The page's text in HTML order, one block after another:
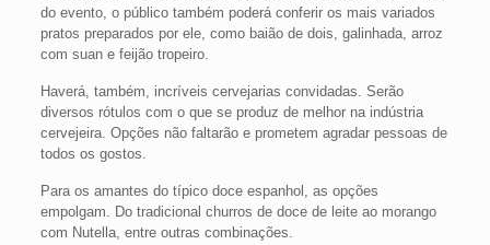
do evento, o público também poderá conferir os mais variados
pratos preparados por ele, como baião de dois, galinhada, arroz
com suan e feijão tropeiro.
Haverá, também, incríveis cervejarias convidadas. Serão
diversos rótulos com o que se produz de melhor na indústria
cervejeira. Opções não faltarão e prometem agradar pessoas de
todos os gostos.
Para os amantes do típico doce espanhol, as opções
empolgam. Do tradicional churros de doce de leite ao morango
com Nutella, entre outras combinações.